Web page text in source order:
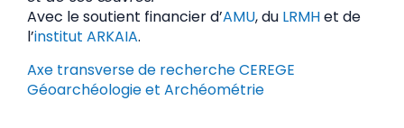
Avec le soutient financier d’AMU, du LRMHet de
l’institut ARKAIA.
Axe transverse de recherche CEREGE
Géoarchéologie et Archéométrie